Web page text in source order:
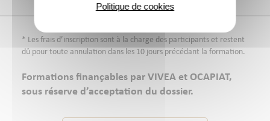
* Les frais d’inscription sont à la charge des participants et restent
dû pour toute annulation dans les 10 jours précédant la formation.
Formations finançables par VIVEA et OCAPIAT,
sous réserve d’acceptation du dossier.
Politique de cookies